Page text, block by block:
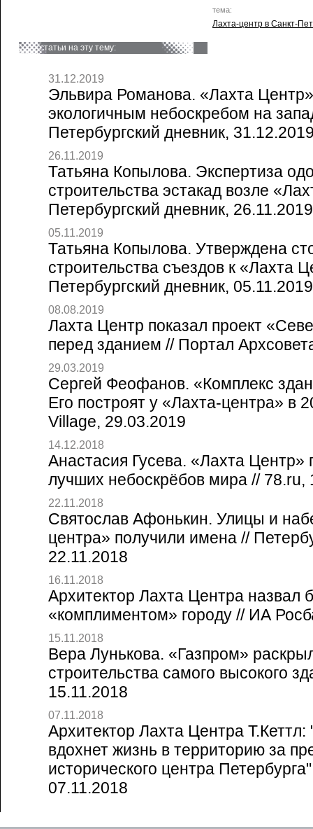
тема:
Лахта-центр в Санкт-
статьи на эту тему:
31.12.2019
Эльвира Романова. «Лахта
экологичным небоскребом на
Петербургский дневник,
26.11.2019
Татьяна Копылова. Экспертиза
строительства эстакад возле
Петербургский дневник, 26.11.2019
05.11.2019
Татьяна Копылова. Утверждена
строительства съездов к «Лахта
Петербургский дневник, 05.11.2019
08.08.2019
Лахта Центр показал проект
перед зданием // Портал
29.03.2019
Сергей Феофанов. «Комплекс
Его построят у «Лахта-центра» в
Village, 29.03.2019
14.12.2018
Анастасия Гусева. «Лахта Центр»
лучших небоскрёбов мира // 78.ru,
22.11.2018
Святослав Афонькин. Улицы и
центра» получили имена //
22.11.2018
16.11.2018
Архитектор Лахта Центра назвал
«комплиментом» городу // ИА
15.11.2018
Вера Лунькова. «Газпром»
строительства самого высокого
15.11.2018
07.11.2018
Архитектор Лахта Центра
вдохнет жизнь в территорию за
исторического центра
07.11.2018